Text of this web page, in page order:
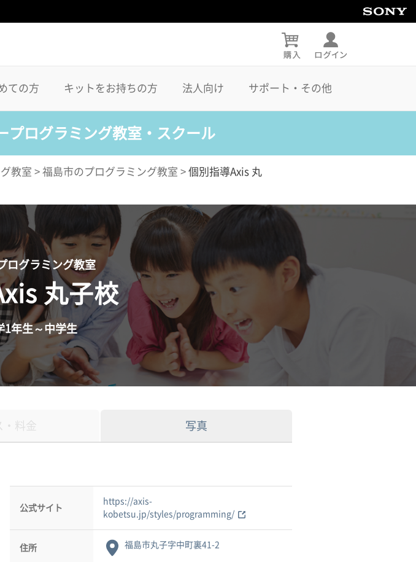
ての方 キットをお持ちの方 法人向け サポート・その他
プログラミング教室・スクール
教室 > 福島市のプログラミング教室 > 個別指導Axis 丸
ログラミング教室
丸子校
1年生～中学生
・料金 写真
公式サイト
https://axis-
kobetsu.jp/styles/programming/
住所 福島市丸子字中町裏41-2